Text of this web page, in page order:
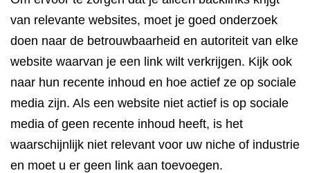
van relevante websites, moet je goed onderzoek
doen naar de betrouwbaarheid en autoriteit van elke
website waarvan je een link wilt verkrijgen. Kijk ook
naar hun recente inhoud en hoe actief ze op sociale
media zijn. Als een website niet actief is op sociale
media of geen recente inhoud heeft, is het
waarschijnlijk niet relevant voor uw niche of industrie
en moet u er geen link aan toevoegen.